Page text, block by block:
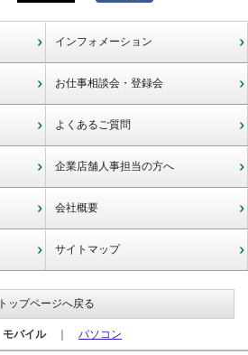
インフォメーション
お仕事相談会・登録会
よくあるご質問
企業店舗人事担当の方へ
会社概要
サイトマップ
トップページへ戻る
モバイル｜ パソコン